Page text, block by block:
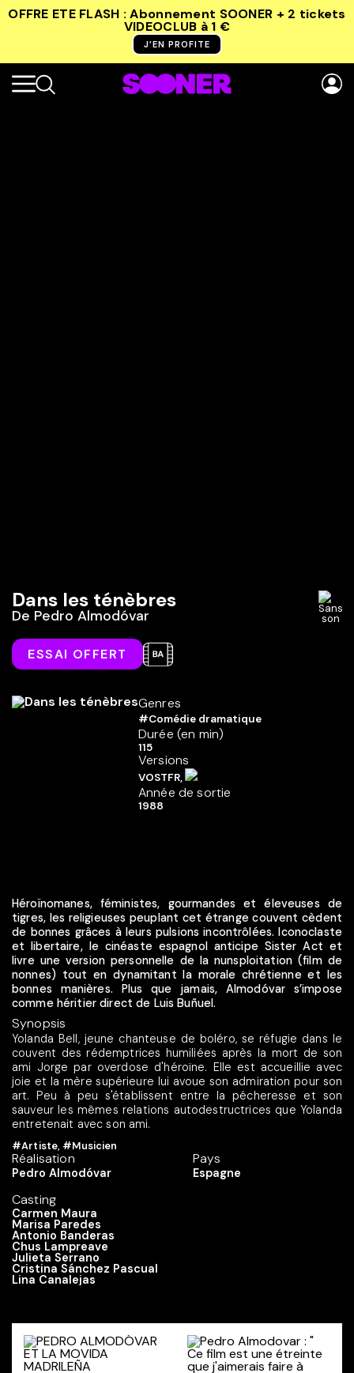
OFFRE ETE FLASH : Abonnement SOONER + 2 tickets
VIDEOCLUB à 1 €
J’EN PROFITE
Dans les ténèbres
De Pedro Almodóvar
ESSAI OFFERT
Genres
#Comédie dramatique
Durée (en min)
115
Versions
VOSTFR,
Année de sortie
1988
Héroïnomanes, féministes, gourmandes et éleveuses de
tigres, les religieuses peuplant cet étrange couvent cèdent
de bonnes grâces à leurs pulsions incontrôlées. Iconoclaste
et libertaire, le cinéaste espagnol anticipe Sister Act et
livre une version personnelle de la nunsploitation (film de
nonnes) tout en dynamitant la morale chrétienne et les
bonnes manières. Plus que jamais, Almodóvar s’impose
comme héritier direct de Luis Buñuel.
Synopsis
Yolanda Bell, jeune chanteuse de boléro, se réfugie dans le
couvent des rédemptrices humiliées après la mort de son
ami Jorge par overdose d'héroïne. Elle est accueillie avec
joie et la mère supérieure lui avoue son admiration pour son
art. Peu à peu s'établissent entre la pécheresse et son
sauveur les mêmes relations autodestructrices que Yolanda
entretenait avec son ami.
#Artiste, #Musicien
Réalisation
Pedro Almodóvar
Casting
Carmen Maura
Marisa Paredes
Antonio Banderas
Chus Lampreave
Julieta Serrano
Cristina Sánchez Pascual
Lina Canalejas
Pays
Espagne